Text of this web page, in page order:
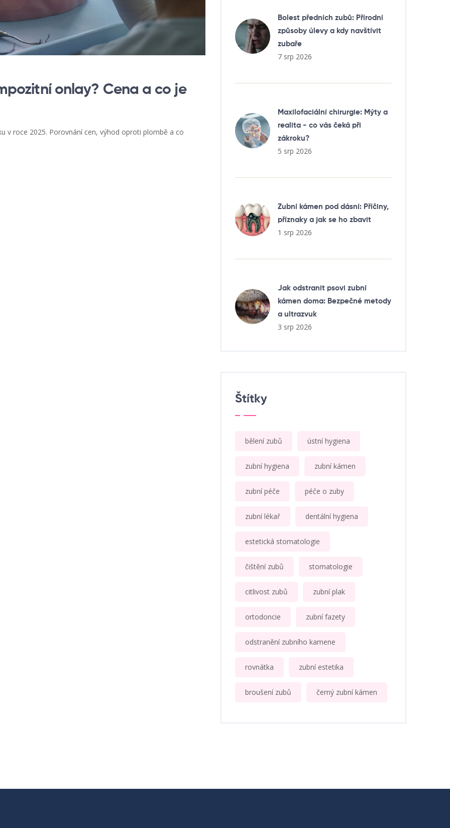
onlay? Cena a co je
v roce 2025. Porovnání cen, výhod oproti plombě a co
Bolest předních zubů: Přírodní
způsoby úlevy a kdy navštívit
zubaře
7 srp 2026
Maxilofaciální chirurgie: Mýty a
realita - co vás čeká při
zákroku?
5 srp 2026
Zubní kámen pod dásní: Příčiny,
příznaky a jak se ho zbavit
1 srp 2026
Jak odstranit psovi zubní
kámen doma: Bezpečné metody
a ultrazvuk
3 srp 2026
Štítky
bělení zubů ústní hygiena
zubní hygiena zubní kámen
zubní péče péče o zuby
zubní lékař dentální hygiena
estetická stomatologie
čištění zubů stomatologie
citlivost zubů zubní plak
ortodoncie zubní fazety
odstranění zubního kamene
rovnátka zubní estetika
broušení zubů černý zubní kámen